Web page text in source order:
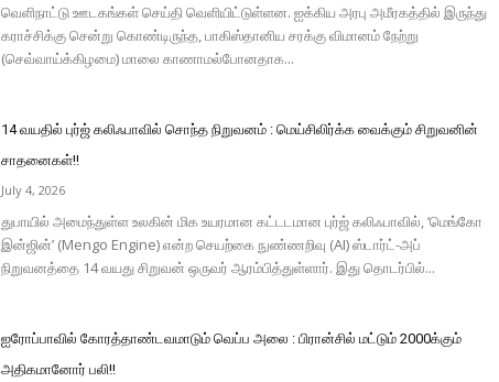
வெளிநாட்டு ஊடகங்கள் செய்தி வெளியிட்டுள்ளன. ஐக்கிய அரபு அமீரகத்தில் இருந்து
கராச்சிக்கு சென்று கொண்டிருந்த, பாகிஸ்தானிய சரக்கு விமானம் நேற்று
(செவ்வாய்க்கிழமை) மாலை காணாமல்போனதாக...
14 வயதில் புர்ஜ் கலிஃபாவில் சொந்த நிறுவனம் : மெய்சிலிர்க்க வைக்கும் சிறுவனின்
சாதனைகள்!!
July 4, 2026
துபாயில் அமைந்துள்ள உலகின் மிக உயரமான கட்டடமான புர்ஜ் கலிஃபாவில், ‘மெங்கோ
இன்ஜின்’ (Mengo Engine) என்ற செயற்கை நுண்ணறிவு (AI) ஸ்டார்ட்-அப்
நிறுவனத்தை 14 வயது சிறுவன் ஒருவர் ஆரம்பித்துள்ளார். இது தொடர்பில்...
ஐரோப்பாவில் கோரத்தாண்டவமாடும் வெப்ப அலை : பிரான்சில் மட்டும் 2000க்கும்
அதிகமானோர் பலி!!